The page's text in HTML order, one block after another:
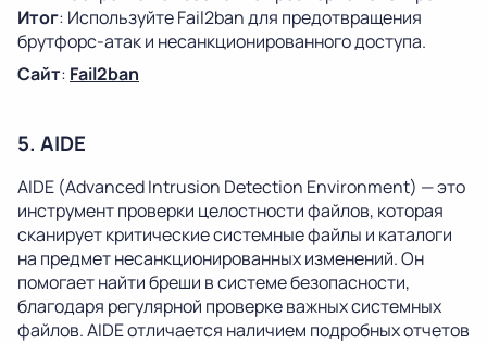
Итог: Используйте Fail2ban для предотвращения
брутфорс-атак и несанкционированного доступа.
Сайт: Fail2ban
5. AIDE
AIDE (Advanced Intrusion Detection Environment) — это
инструмент проверки целостности файлов, которая
сканирует критические системные файлы и каталоги
на предмет несанкционированных изменений. Он
помогает найти бреши в системе безопасности,
благодаря регулярной проверке важных системных
файлов. AIDE отличается наличием подробных отчетов